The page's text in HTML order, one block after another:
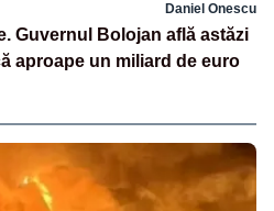
Daniel Onescu
Guvernul Bolojan află astăzi
aproape un miliard de euro